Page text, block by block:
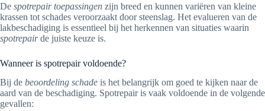
De spotrepair toepassingen zijn breed en kunnen variëren van kleine
krassen tot schades veroorzaakt door steenslag. Het evalueren van de
lakbeschadiging is essentieel bij het herkennen van situaties waarin
spotrepairde juiste keuze is.
Wanneer is spotrepair voldoende?
Bij de beoordeling schade is het belangrijk om goed te kijken naar de
aard van de beschadiging. Spotrepair is vaak voldoende in de volgende
gevallen: